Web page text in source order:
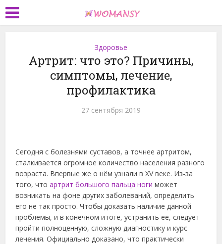
Здоровье
Артрит: что это? Причины,
симптомы, лечение,
профилактика
27 сентября 2019
Сегодня с болезнями суставов, а точнее артритом,
сталкивается огромное количество населения разного
возраста. Впервые же о нём узнали в XV веке. Из-за
того, чтоартрит большого пальца ноги может
возникать на фоне других заболеваний, определить
его не так просто. Чтобы доказать наличие данной
проблемы, и в конечном итоге, устранить её, следует
пройти полноценную, сложную диагностику и курс
лечения. Официально доказано, что практически